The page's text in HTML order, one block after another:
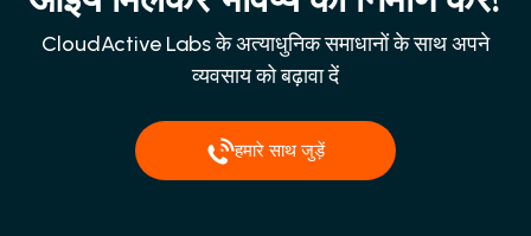
CloudActive Labs के अत्याधुनिक समाधानों के साथ अपने
व्यवसाय को बढ़ावा दें
हमारे साथ जुड़ें